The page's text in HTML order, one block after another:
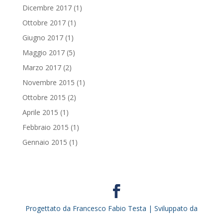
Dicembre 2017(1)
Ottobre 2017(1)
Giugno 2017(1)
Maggio 2017(5)
Marzo 2017(2)
Novembre 2015 (1)
Ottobre 2015 (2)
Aprile 2015 (1)
Febbraio 2015 (1)
Gennaio 2015 (1)
Progettato da Francesco Fabio Testa | Sviluppato da